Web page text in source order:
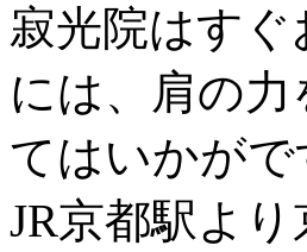
寂光院はす
には、肩の
てはいかが
JR京都駅よ